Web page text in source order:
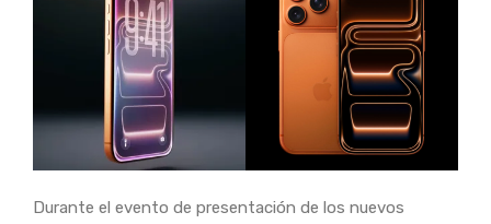
Durante el evento de presentación de los nuevos